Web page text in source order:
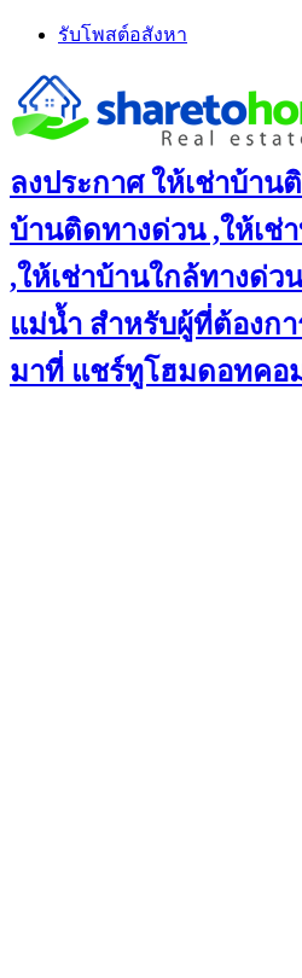
Skip
content
รับโพสต์อสังหา
ลงประกาศ ให้เช่าบ้าน
บ้านติดทางด่วน ,ให้เช่
,ให้เช่าบ้านใกล้ทางด่ว
แม่น้ำ สำหรับผู้ที่ต้องก
มาที่ แชร์ทูโฮมดอทคอ